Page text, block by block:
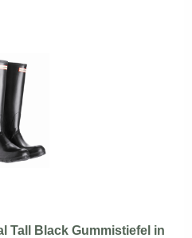
Tall Black Gummistiefel in